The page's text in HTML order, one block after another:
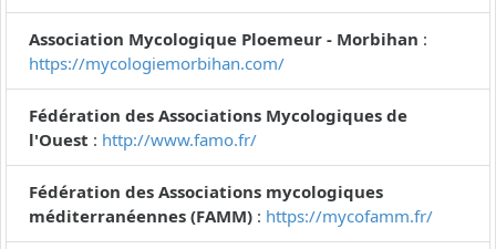
Association Mycologique Ploemeur - Morbihan :
https://mycologiemorbihan.com/
Fédération des Associations Mycologiques de
l'Ouest : http://www.famo.fr/
Fédération des Associations mycologiques
méditerranéennes (FAMM) : https://mycofamm.fr/